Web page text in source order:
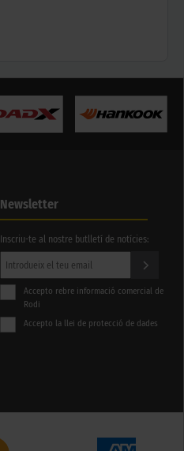
Newsletter
Inscriu-te al nostre butlletí de notícies:
Accepto rebre informació comercial de
Rodi
Accepto la llei de protecció de dades